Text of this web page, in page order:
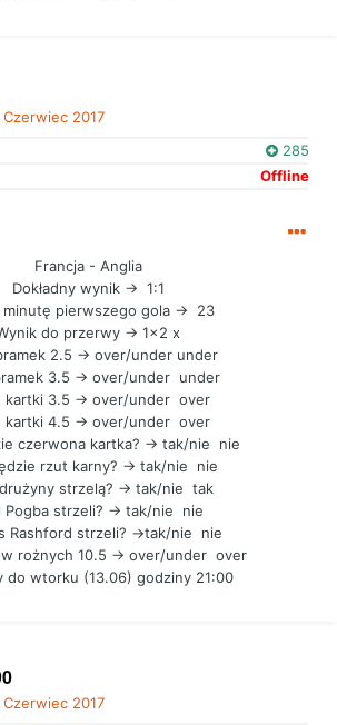
Czerwiec 2017
285
Offline
Francja - Anglia
Dokładny wynik -> 1:1
minutę pierwszego gola -> 23
do przerwy -> 1x2 x
2.5 -> over/under under
3.5 -> over/under under
kartki 3.5 -> over/under over
kartki 4.5 -> over/under over
czerwona kartka? -> tak/nie nie
rzut karny? -> tak/nie nie
strzelą? -> tak/nie tak
Pogba strzeli? -> tak/nie nie
Rashford strzeli? ->tak/nie nie
rożnych 10.5 -> over/under over
do wtorku (13.06) godziny 21:00
Czerwiec 2017